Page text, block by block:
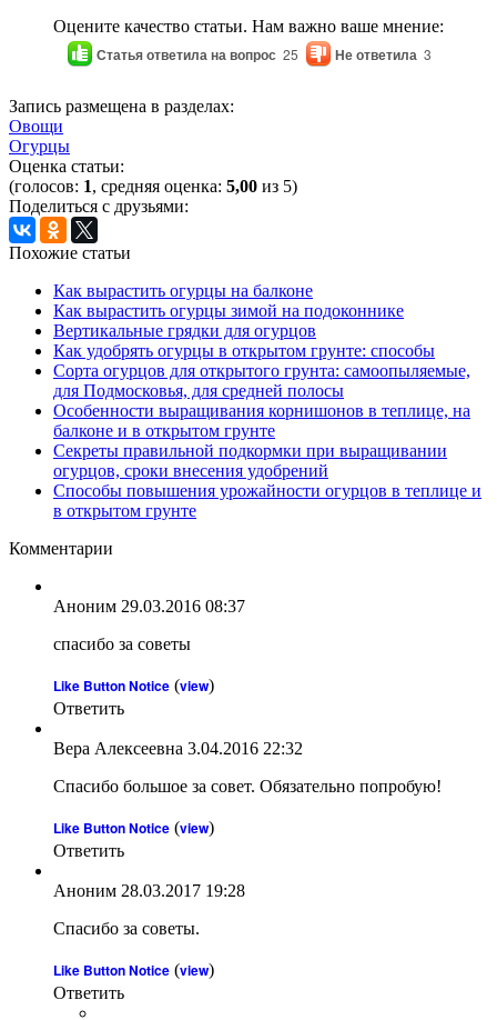
Оцените качество статьи. Нам важно ваше мнение:
Статья ответила на вопрос 25 Не ответила 3
Запись размещена в разделах:
Овощи
Огурцы
Оценка статьи:
(голосов: 1, средняя оценка: 5,00 из 5)
Поделиться с друзьями:
Похожие статьи
Как вырастить огурцы на балконе
Как вырастить огурцы зимой на подоконнике
Вертикальные грядки для огурцов
Как удобрять огурцы в открытом грунте: способы
Сорта огурцов для открытого грунта: самоопыляемые,
для Подмосковья, для средней полосы
Особенности выращивания корнишонов в теплице, на
балконе и в открытом грунте
Секреты правильной подкормки при выращивании
огурцов, сроки внесения удобрений
Способы повышения урожайности огурцов в теплице и
в открытом грунте
Комментарии
Аноним 29.03.2016 08:37
спасибо за советы
Like Button Notice (view)
Ответить
Вера Алексеевна 3.04.2016 22:32
Спасибо большое за совет. Обязательно попробую!
Like Button Notice (view)
Ответить
Аноним 28.03.2017 19:28
Спасибо за советы.
Like Button Notice (view)
Ответить